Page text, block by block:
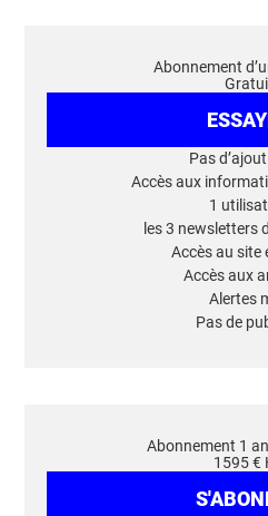
Abonnement
Pas
Accès aux
1
les 3 newsletters
Accès au site
Accès aux
Alertes
Pas de
Abonnement 1
1595 €